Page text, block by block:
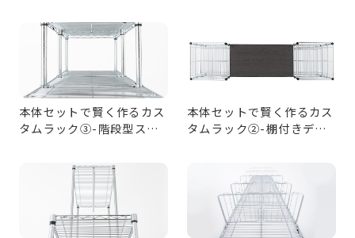
本体セットで賢く作るカス
タムラック③-階段型ステ
本体セットで賢く作るカス
タムラック②-棚付きデス